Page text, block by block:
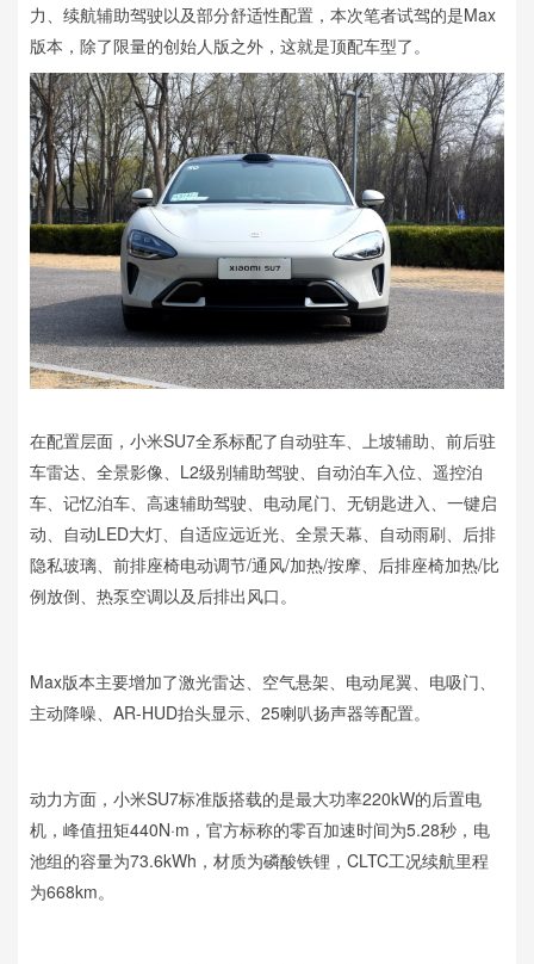
力、续航辅助驾驶以及部分舒适性配置，本次笔者试驾的是Max
版本，除了限量的创始人版之外，这就是顶配车型了。
在配置层面，小米SU7全系标配了自动驻车、上坡辅助、前后驻
车雷达、全景影像、L2级别辅助驾驶、自动泊车入位、遥控泊
车、记忆泊车、高速辅助驾驶、电动尾门、无钥匙进入、一键启
动、自动LED大灯、自适应远近光、全景天幕、自动雨刷、后排
隐私玻璃、前排座椅电动调节/通风/加热/按摩、后排座椅加热/比
例放倒、热泵空调以及后排出风口。
Max版本主要增加了激光雷达、空气悬架、电动尾翼、电吸门、
主动降噪、AR-HUD抬头显示、25喇叭扬声器等配置。
动力方面，小米SU7标准版搭载的是最大功率220kW的后置电
机，峰值扭矩440N·m，官方标称的零百加速时间为5.28秒，电
池组的容量为73.6kWh，材质为磷酸铁锂，CLTC工况续航里程
为668km。